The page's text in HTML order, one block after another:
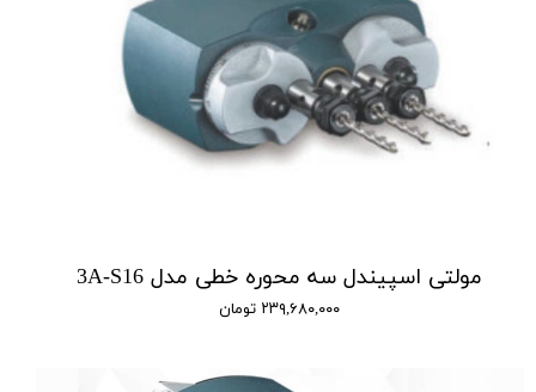
مولتی اسپیندل سه محوره خطی مدل 3A-S16
۲۳۹,۶۸۰,۰۰۰ تومان